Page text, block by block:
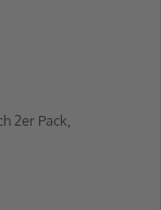
2er Pack,